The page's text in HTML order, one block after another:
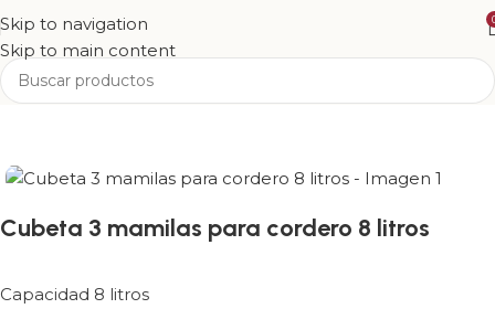
Skip to navigation
Skip to main content
Inicio Tienda
Cubeta 3 mamilas para cordero 8 litros
Capacidad 8 litros